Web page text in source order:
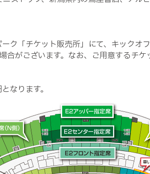
ク「チケット販売所」にて、キックオ
がございます。なお、ご用意するチケ
なります。